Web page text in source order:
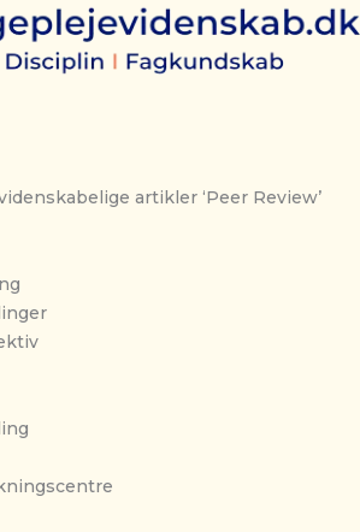
artikler ‘Peer Review’